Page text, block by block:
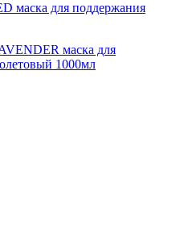
маска для поддержания
маска для
1000мл